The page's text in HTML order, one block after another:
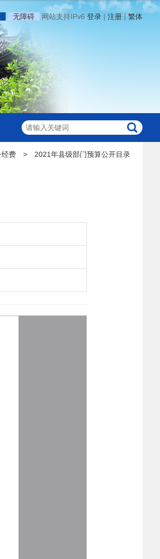
无障碍 网站支持IPv6 登录 | 注册|繁体
经费 > 2021年县级部门预算公开目录
中小】 转载